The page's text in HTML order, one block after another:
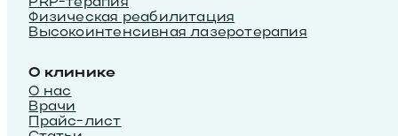
Физическая реабилитация
Высокоинтенсивная лазеротерапия
О клинике
О нас
Врачи
Прайс-лист